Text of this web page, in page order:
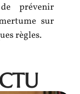
prévenir
sur
règles.